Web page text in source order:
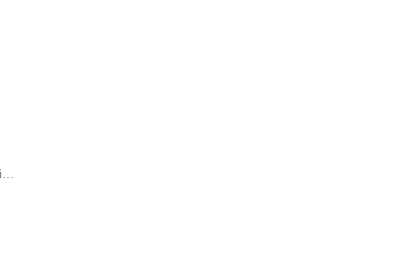
Rückgabe- und Erstattungsrichtlinie